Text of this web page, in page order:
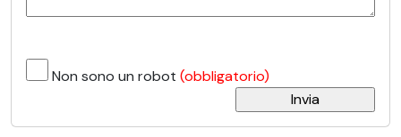
Non sono un robot (obbligatorio)